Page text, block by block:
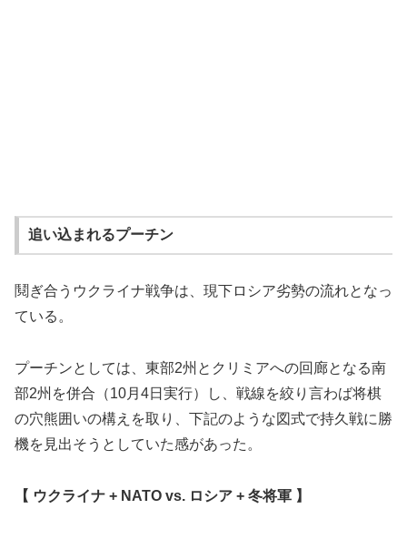
追い込まれるプーチン
鬩ぎ合うウクライナ戦争は、現下ロシア劣勢の流れとなっ
ている。
プーチンとしては、東部2州とクリミアへの回廊となる南
部2州を併合（10月4日実行）し、戦線を絞り言わば将棋
の穴熊囲いの構えを取り、下記のような図式で持久戦に勝
機を見出そうとしていた感があった。
【 ウクライナ + NATO vs. ロシア + 冬将軍 】